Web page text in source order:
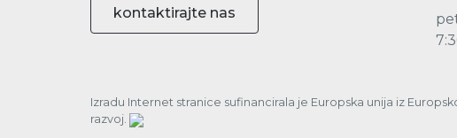
kontaktirajte nas
Izradu Internet stranice sufinancirala je Europska unija iz
razvoj.